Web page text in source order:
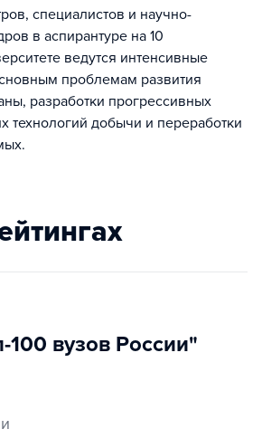
специалистов и научно-
в аспирантуре на 10
ведутся интенсивные
проблемам развития
разработки прогрессивных
технологий добычи и переработки
100 вузов России"